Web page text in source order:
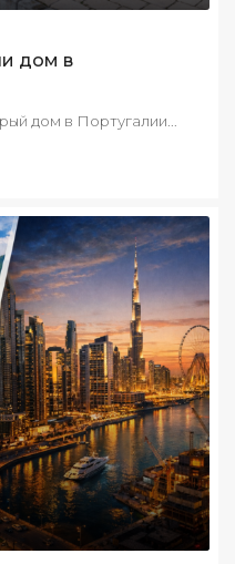
дом в
дом в Португалии...